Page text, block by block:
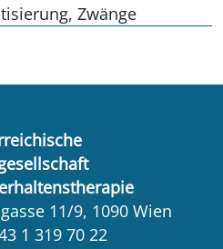
Zwänge
11/9, 1090 Wien
1 319 70 22